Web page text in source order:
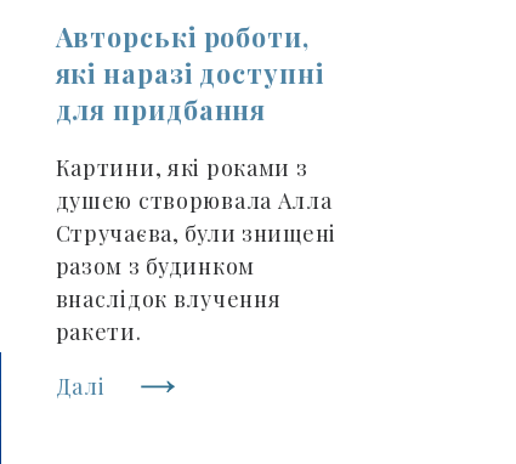
Авторські роботи,
які наразі доступні
для придбання
Картини, які роками з
душею створювала Алла
Стручаєва, були знищені
разом з будинком
внаслідок влучення
ракети.
Далі